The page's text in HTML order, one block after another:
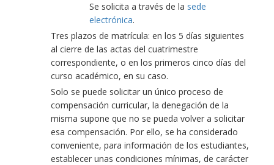
Se solicita a través de la sede
electrónica.
Tres plazos de matrícula: en los 5 días siguientes
al cierre de las actas del cuatrimestre
correspondiente, o en los primeros cinco días del
curso académico, en su caso.
Solo se puede solicitar un único proceso de
compensación curricular, la denegación de la
misma supone que no se pueda volver a solicitar
esa compensación. Por ello, se ha considerado
conveniente, para información de los estudiantes,
establecer unas condiciones mínimas, de carácter